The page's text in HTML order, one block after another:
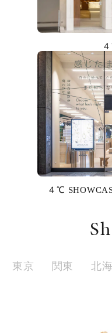
ファッションテイスト
着用シーン
４℃
東京 関東 北